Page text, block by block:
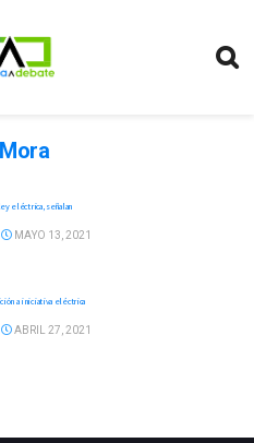
eléctrica, señalan
MAYO 13, 2021
a iniciativa eléctrica
ABRIL 27, 2021